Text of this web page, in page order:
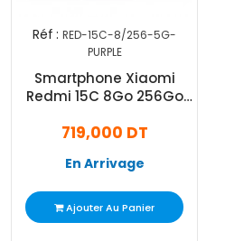
Réf : RED-15C-8/256-5G-
PURPLE
Smartphone Xiaomi
Redmi 15C 8Go 256Go
719,000 DT
En Arrivage
Ajouter Au Panier